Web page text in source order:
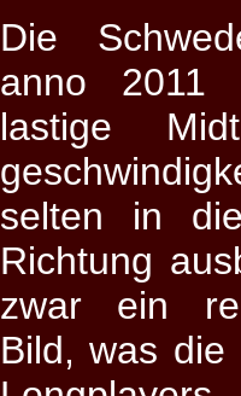
Die
anno 2011
lastige
selten in
Richtung
zwar ein
Bild, was die